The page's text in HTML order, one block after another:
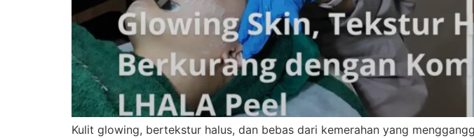
Kulit glowing, bertekstur halus, dan bebas dari kemerahan yang